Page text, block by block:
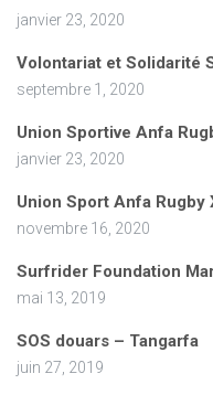
janvier 23, 2020
Volontariat et Solidarité
septembre 1, 2020
Union Sportive Anfa
janvier 23, 2020
Union Sport Anfa Rugby
novembre 16, 2020
Surfrider Foundation
mai 13, 2019
SOS douars – Tangarfa
juin 27, 2019